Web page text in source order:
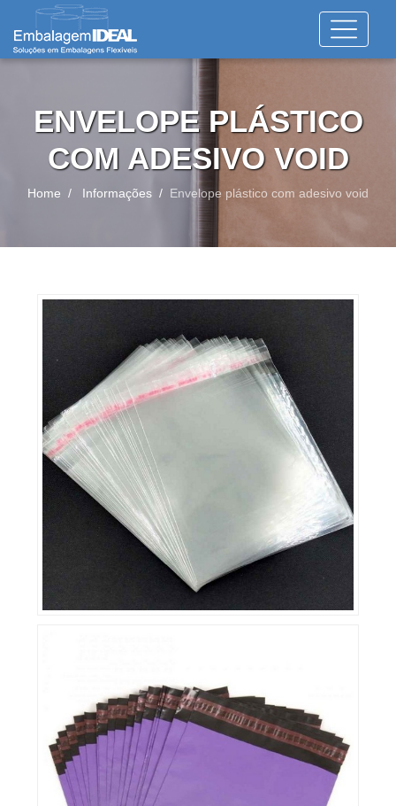
ENVELOPE PLÁSTICO
COM ADESIVO VOID
Home Informações Envelope plástico com adesivo void